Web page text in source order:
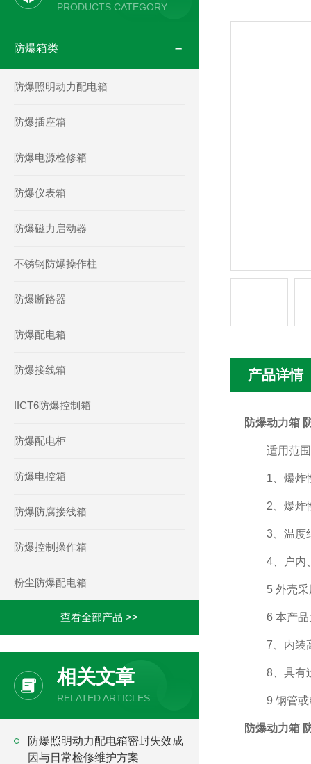
PRODUCTS CATEGORY
防爆箱类
防爆照明动力配电箱
防爆插座箱
防爆电源检修箱
防爆仪表箱
防爆磁力启动器
不锈钢防爆操作柱
防爆断路器
防爆配电箱
防爆接线箱
IICT6防爆控制箱
防爆配电柜
防爆电控箱
防爆防腐接线箱
防爆控制操作箱
粉尘防爆配电箱
查看全部产品 >>
相关文章
RELATED ARTICLES
防爆照明动力配电箱密封失效成
因与日常检修维护方案
产品详情
防爆动力箱
适用范围
1、爆炸性
2、爆炸性
3、温度
4、户内
5 外壳采用
6 本产品为
7、内装高
8、具有过
9 钢管或
防爆动力箱